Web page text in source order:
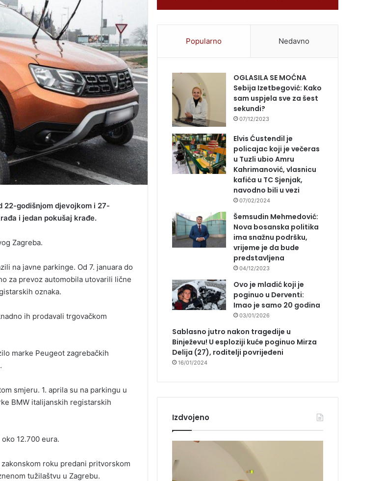
godišnjom d‌jevojkom i 27-
i jedan pokušaj krađe.
Zagreba.
na javne parkinge. Od 7. januara do
za prevoz automobila utovarili lične
oznaka.
ih prodavali trgovačkom
marke Peugeot zagrebačkih
smjeru. 1. aprila su na parkingu u
BMW italijanskih registarskih
12.700 eura.
roku predani pritvorskom
tužilaštvu u Zagrebu.
Popularno Nedavno
OGLASILA SE MOĆNA
Sebija Izetbegović: Kako
sam uspjela sve za šest
sekundi?
07/12/2023
Elvis Ćustendil je
policajac koji je večeras
u Tuzli ubio Amru
Kahrimanović, vlasnicu
kafića u TC Sjenjak,
navodno bili u vezi
07/02/2024
Šemsudin Mehmedović:
Nova bosanska politika
ima snažnu podršku,
vrijeme je da bude
predstavljena
04/12/2023
Ovo je mladić koji je
poginuo u Derventi:
Imao je samo 20 godina
03/01/2026
Sablasno jutro nakon tragedije u
Binježevu! U esploziji kuće poginuo Mirza
Delija (27), roditelji povrijeđeni
16/01/2024
Izdvojeno